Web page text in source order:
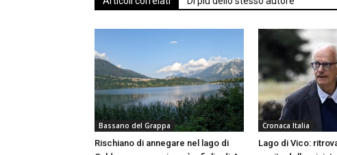
Bassano del Grappa
Rischiano di annegare nel lago di
Cronaca Italia
Lago di Vico: